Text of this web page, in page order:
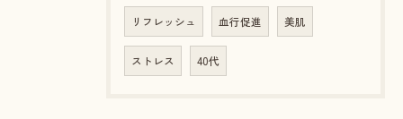
リフレッシュ 血行促進 美肌
ストレス 40代